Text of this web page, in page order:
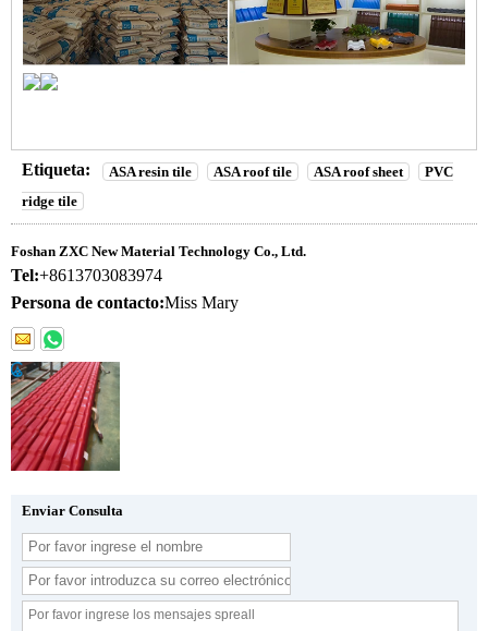
Etiqueta: ASA resin tile ASA roof tile ASA roof sheet
PVC
ridge tile
Foshan ZXC New Material Technology Co., Ltd.
Tel:+8613703083974
Persona de contacto:Miss Mary
Enviar Consulta